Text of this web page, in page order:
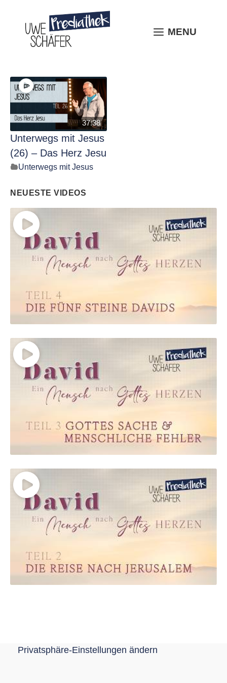
content
MENU
MENU
37:38
Unterwegs mit Jesus
(26) – Das Herz Jesu
Unterwegs mit Jesus
NEUESTE VIDEOS
Privatsphäre-Einstellungen ändern